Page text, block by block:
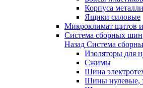
Корпуса
Ящики силовые
Микроклимат щитов
Система сборных шин
Назад Система
Изоляторы для
Сжимы
Шина
Шины нулевые,